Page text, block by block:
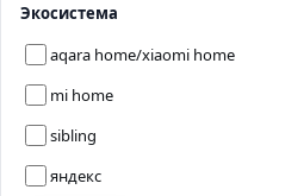
Экосистема
aqara home/xiaomi home
mi home
sibling
яндекс